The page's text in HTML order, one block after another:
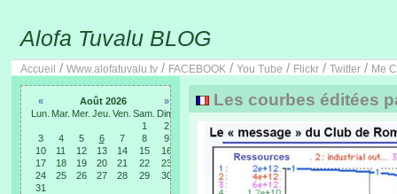
Alofa Tuvalu BLOG
Accueil / Www.alofatuvalu.tv / FACEBOOK / You Tube / Flickr / Twitter / Me
« Août 2026
»
Lun. Mar. Mer. Jeu. Ven. Sam. Dim.
1
2
3
4 5 6 7 8
9
10
11 12 13 14 15
16
17
18 19 20 21 22
23
24
25 26 27 28 29
30
31
Les courbes éditées